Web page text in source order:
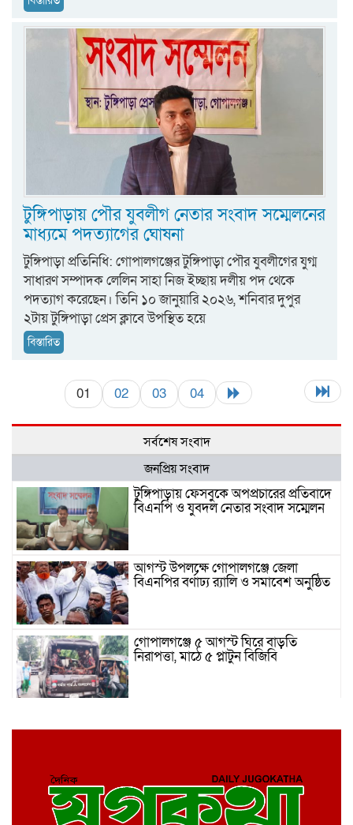
টুঙ্গিপাড়ায় পৌর যুবলীগ নেতার সংবাদ সম্মেলনের
মাধ্যমে পদত্যাগের ঘোষনা
টুঙ্গিপাড়া প্রতিনিধি: গোপালগঞ্জের টুঙ্গিপাড়া পৌর যুবলীগের যুগ্ম
সাধারণ সম্পাদক লেলিন সাহা নিজ ইচ্ছায় দলীয় পদ থেকে
পদত্যাগ করেছেন। তিনি ১০ জানুয়ারি ২০২৬, শনিবার দুপুর
২টায় টুঙ্গিপাড়া প্রেস ক্লাবে উপস্থিত হয়ে
বিস্তারিত
01 02 03 04
সর্বশেষ সংবাদ
জনপ্রিয় সংবাদ
টুঙ্গিপাড়ায় ফেসবুকে অপপ্রচারের প্রতিবাদে
বিএনপি ও যুবদল নেতার সংবাদ সম্মেলন
আগস্ট উপলক্ষে গোপালগঞ্জে জেলা
বিএনপির বর্ণাঢ্য র‍্যালি ও সমাবেশ অনুষ্ঠিত
গোপালগঞ্জে ৫ আগস্ট ঘিরে বাড়তি
নিরাপত্তা, মাঠে ৫ প্লাটুন বিজিবি
এক মাদক ব্যবসায়ী র‌্যাব হাতে গ্রেফতার
গোপালগঞ্জে ‘৩৬ জুলাই’ স্মারক তোরণে
আগুন, আংশিক ক্ষতিগ্রস্ত